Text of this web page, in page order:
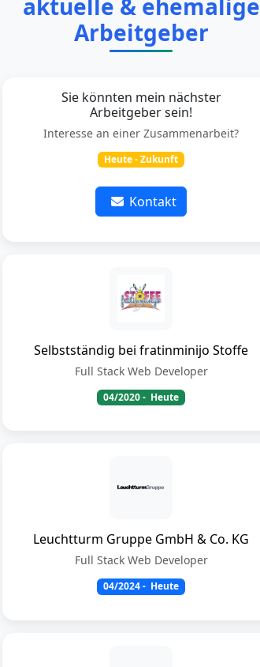
aktuelle & ehemalige
Arbeitgeber
Sie könnten mein nächster
Arbeitgeber sein!
Interesse an einer Zusammenarbeit?
Heute - Zukunft
Kontakt
Selbstständig bei fratinminijo Stoffe
Full Stack Web Developer
04/2020- Heute
Leuchtturm Gruppe GmbH & Co. KG
Full Stack Web Developer
04/2024- Heute